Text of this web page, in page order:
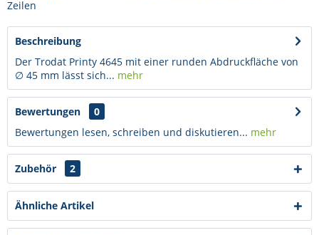
Zeilen
Beschreibung
Der Trodat Printy 4645 mit einer runden Abdruckfläche von
∅ 45 mm lässt sich... mehr
Bewertungen
0
Bewertungen lesen, schreiben und diskutieren... mehr
Zubehör 2
Ähnliche Artikel